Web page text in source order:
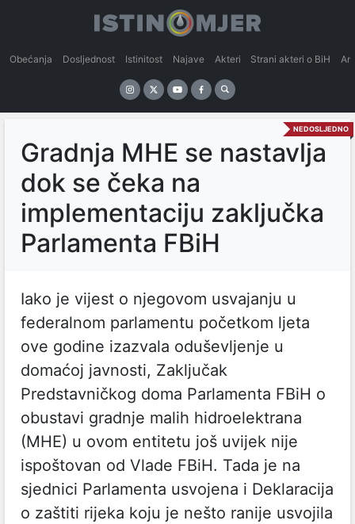
Obećanja Dosljednost Istinitost Najave Akteri Strani akteri o BiH
NEDOSLJEDNO
Gradnja MHE se nastavlja
dok se čeka na
implementaciju zaključka
Parlamenta FBiH
Iako je vijest o njegovom usvajanju u
federalnom parlamentu početkom ljeta
ove godine izazvala oduševljenje u
domaćoj javnosti, Zaključak
Predstavničkog doma Parlamenta FBiH o
obustavi gradnje malih hidroelektrana
(MHE) u ovom entitetu još uvijek nije
ispoštovan od Vlade FBiH. Tada je na
sjednici Parlamenta usvojena i Deklaracija
o zaštiti rijeka koju je nešto ranije usvojila